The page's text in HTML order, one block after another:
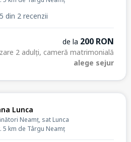
din 2 recenzii
de la 200 RON
2 adulți, cameră matrimonială
alege sejur
Lunca
Neamț, sat Lunca
5 km de Târgu Neamț